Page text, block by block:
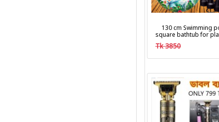
130 cm Swimming
square bathtub for
Tk 3850